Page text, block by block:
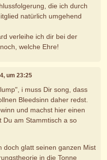
die ich durch
natürlich umgehend
verleihe ich dir bei der
welche Ehre!
um 23:25
i muss Dir song, dass
Bleedsinn daher redst.
und machst hier einen
Du am Stammtisch a so
doch glatt seinen ganzen Mist
in die Tonne